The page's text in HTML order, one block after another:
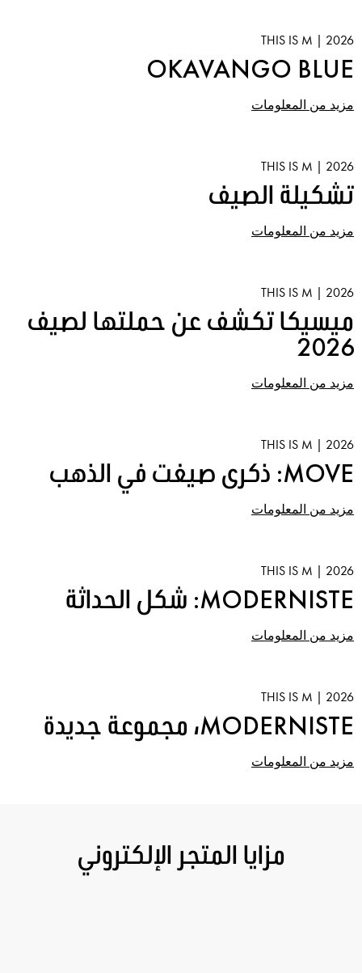
2026 | THIS IS M
OKAVANGO BLUE
مزيد من المعلومات
2026 | THIS IS M
تشكيلة الصيف
مزيد من المعلومات
2026 | THIS IS M
ميسيكا تكشف عن حملتها لصيف
2026
مزيد من المعلومات
2026 | THIS IS M
MOVE: ذكرى صيغت في الذهب
مزيد من المعلومات
2026 | THIS IS M
MODERNISTE: شكل الحداثة
مزيد من المعلومات
2026 | THIS IS M
MODERNISTE، مجموعة جديدة
مزيد من المعلومات
مزايا المتجر الإلكتروني